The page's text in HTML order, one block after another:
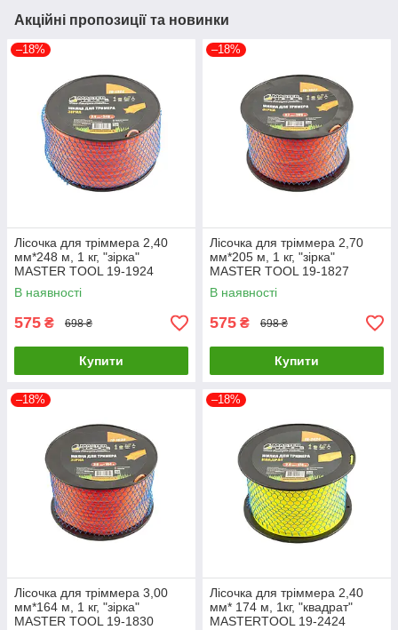
Акційні пропозиції та новинки
–18%
Лісочка для тріммера 2,40
мм*248 м, 1 кг, "зірка"
MASTER TOOL 19-1924
В наявності
575 ₴ 698 ₴
Купити
–18%
Лісочка для тріммера 2,70
мм*205 м, 1 кг, "зірка"
MASTER TOOL 19-1827
В наявності
575 ₴ 698 ₴
Купити
–18%
Лісочка для тріммера 3,00
мм*164 м, 1 кг, "зірка"
MASTER TOOL 19-1830
–18%
Лісочка для тріммера 2,40
мм* 174 м, 1кг, "квадрат"
MASTERTOOL 19-2424